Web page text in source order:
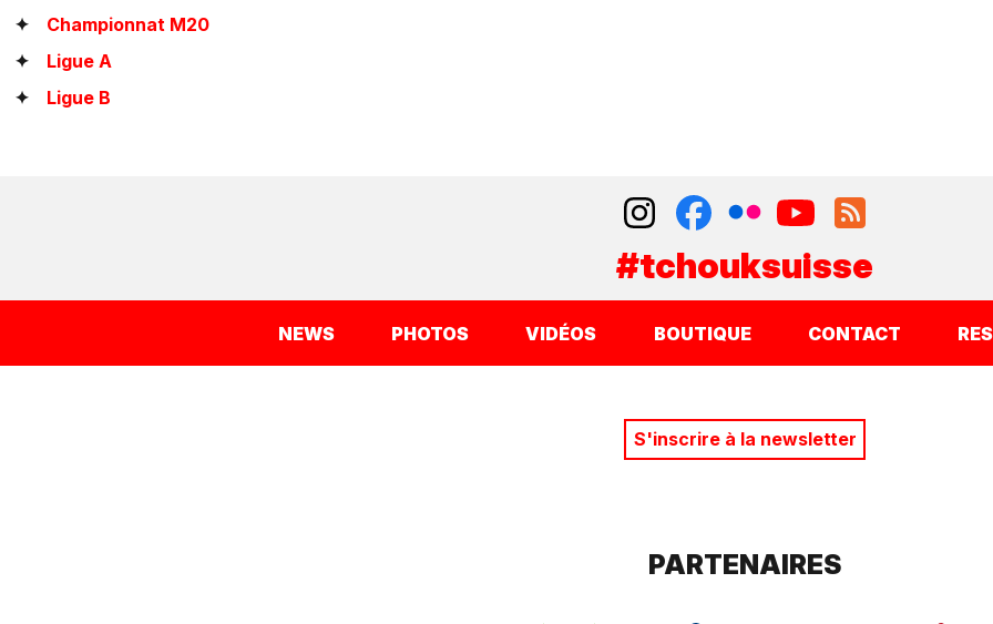
Championnat M20
Ligue A
Ligue B
#tchouksuisse
NEWS PHOTOS VIDÉOS BOUTIQUE CONTACT
S'inscrire à la newsletter
PARTENAIRES